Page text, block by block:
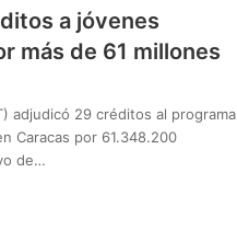
a jóvenes
más de 61 millones
adjudicó 29 créditos al programa
Caracas por 61.348.200
de…